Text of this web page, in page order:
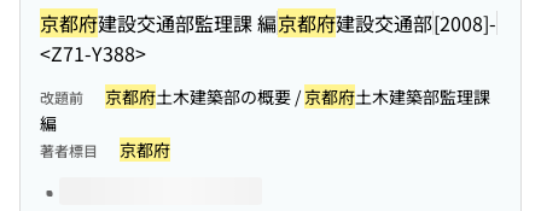
京都府建設交通部監理課 編京都府建設交通部[2008]-
<Z71-Y388>
改題前 京都府土木建築部の概要 /京都府土木建築部監理課
編
著者標目 京都府
このタイトルの巻号